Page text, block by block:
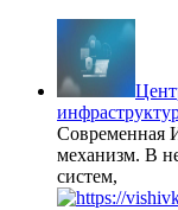
Современная
механизм. В
систем,